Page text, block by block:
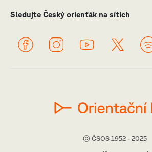
Sledujte Český orienťák na sítích
© ČSOS 1952 - 2025